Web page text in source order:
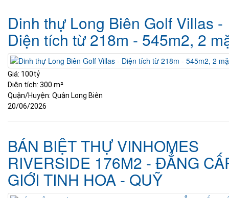
Dinh thự Long Biên Golf Villas -
Diện tích từ 218m - 545m2, 2
Giá: 100tỷ
Diện tích: 300 m²
Quận/Huyện: Quận Long Biên
20/06/2026
BÁN BIỆT THỰ VINHOMES
RIVERSIDE 176M2 - ĐẲNG
GIỚI TINH HOA - QUỸ